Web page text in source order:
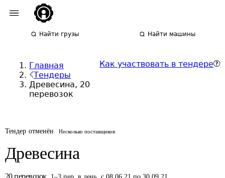
Найти грузы Найти машины
Главная
Тендеры
Древесина, 20
перевозок
Как участвовать в тендере
Тендер отменён Несколько поставщиков
Древесина
20 перевозок